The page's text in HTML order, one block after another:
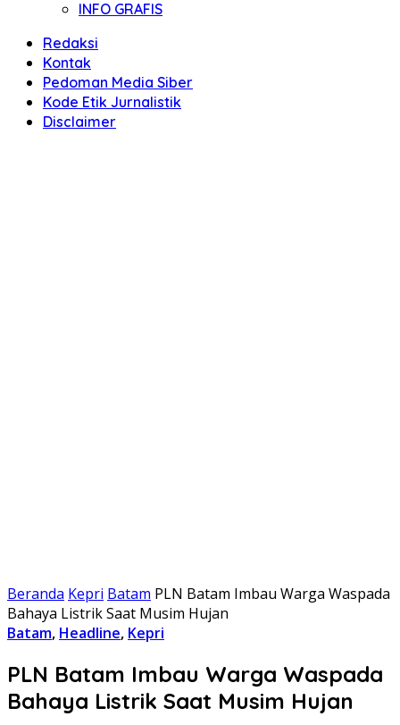
INFO GRAFIS
Redaksi
Kontak
Pedoman Media Siber
Kode Etik Jurnalistik
Disclaimer
Beranda Kepri Batam PLN Batam Imbau Warga Waspada
Bahaya Listrik Saat Musim Hujan
Batam, Headline, Kepri
PLN Batam Imbau Warga Waspada
Bahaya Listrik Saat Musim Hujan